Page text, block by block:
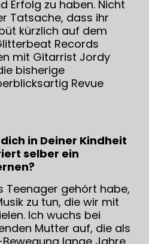
Erfolg zu haben. Nicht
Tatsache, dass ihr
kürzlich auf dem
Records
mit Gitarrist Jordy
bisherige
Revue
in Deiner Kindheit
selber ein
Teenager gehört habe,
zu tun, die wir mit
Ich wuchs bei
Mutter auf, die als